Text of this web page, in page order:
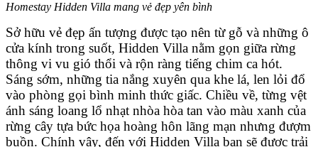
Homestay Hidden Villa mang vẻ đẹp yên bình
Sở hữu vẻ đẹp ấn tượng được tạo nên từ gỗ và những ô
cửa kính trong suốt, Hidden Villa nằm gọn giữa rừng
thông vi vu gió thổi và rộn ràng tiếng chim ca hót.
Sáng sớm, những tia nắng xuyên qua khe lá, len lỏi đổ
vào phòng gọi bình minh thức giấc. Chiều về, từng vệt
ánh sáng loang lổ nhạt nhòa hòa tan vào màu xanh của
rừng cây tựa bức họa hoàng hôn lãng mạn nhưng đượm
buồn. Chính vậy, đến với Hidden Villa bạn sẽ được trải